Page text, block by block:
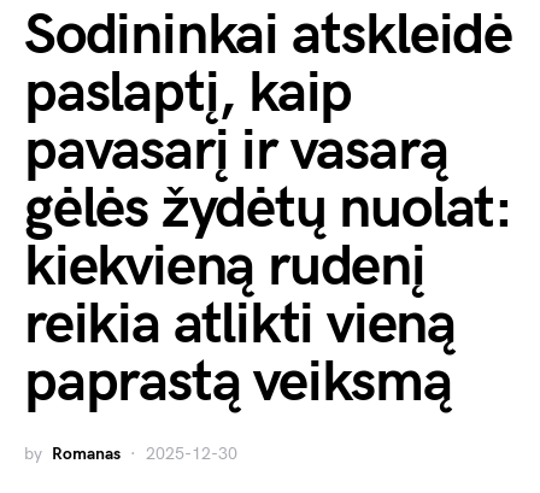
Sodininkai atskleidė
paslaptį, kaip
pavasarį ir vasarą
gėlės žydėtų nuolat:
kiekvieną rudenį
reikia atlikti vieną
paprastą veiksmą
by Romanas 2025-12-30